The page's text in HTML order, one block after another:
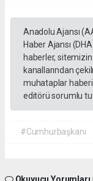
Anadolu Ajansı
Haber Ajansı
haberler,
kanallarından
muhataplar
editörü sorumlu
#Cumhurbaşkanı